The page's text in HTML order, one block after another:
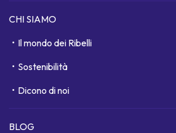
CHI SIAMO
Il mondo dei Ribelli
Sostenibilità
Dicono di noi
BLOG